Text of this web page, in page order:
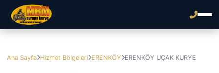
Ana Sayfa Hizmet Bölgeleri ERENKÖY ERENKÖY UÇAK KURYE